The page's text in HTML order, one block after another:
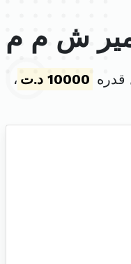
ش م م
10000 د.ت
،